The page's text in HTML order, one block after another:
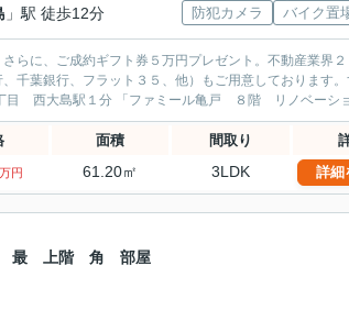
」駅 徒歩12分
防犯カメラ
バイク置
らに、ご成約ギフト券５万円プレゼント。不動産業界
千葉銀行、フラット３５、他）もご用意しております
軽にお問合せください。 オリンピアホーム 江東区 大島３丁目 西大島駅１分 「ファミール亀戸 ８階
面積 間取り
万円 61.20㎡ 3LDK 詳細
最 上階 角 部屋